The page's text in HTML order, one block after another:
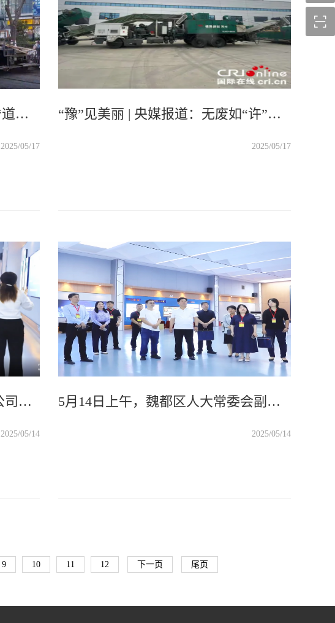
【典型案例】德通技术赋能许昌“道路再生”， 路面再生列车打造城市道路焕新样板。
2025/05/17
“豫”见美丽 | 央媒报道：无废如“许”（中央广电总台国际在线）
2025/05/17
5月14日上午，新西兰TT混凝土公司董事长卢澎、Terra Nexus公司董事黄瑜霏、MultiMarketing公司首席执行官Patrick English、Tonkin&Taylor公司首席岩土工程师John Leeves、CLL Service & Solutions公司董事Terry Donnelly共同莅临万里交科智能制造产业园，考察调研德通路面再生列车及路面再生产业互联网平台，凝聚共识，深化合作，为全球交通事业高质量发展贡献中国方案、中国智慧和中国力量!
2025/05/14
5月14日上午，魏都区人大常委会副主任卢军一行莅临万里交科智能制造产业园考察调研德通路面再生列车及路面再生产业互联网平台等创新成果
2025/05/14
9 10 11 12 下一页 尾页
